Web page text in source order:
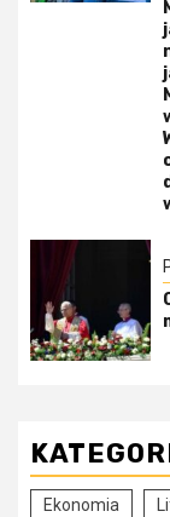
Ekonomia